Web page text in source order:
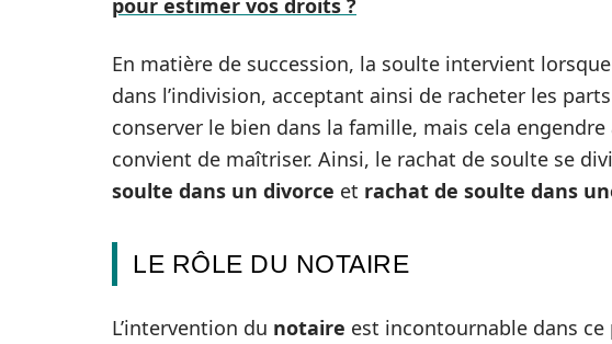
pour estimer vos droits ?
En matière de succession, la soulte intervient
dans l’indivision, acceptant ainsi de racheter les
conserver le bien dans la famille, mais cela
convient de maîtriser. Ainsi, le rachat de soulte se
soulte dans un divorce et rachat de soulte dans
LE RÔLE DU NOTAIRE
L’intervention du notaire est incontournable dans